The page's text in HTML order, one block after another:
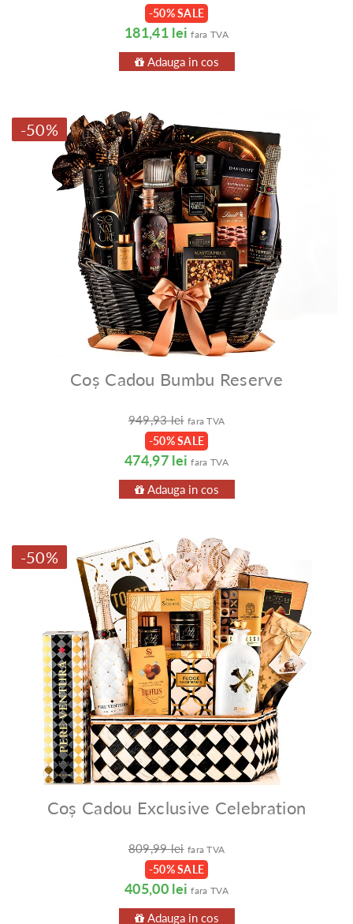
-50% SALE
181,41 lei fara TVA
Adauga in cos
-50%
Coș Cadou Bumbu Reserve
949,93 lei fara TVA
-50% SALE
474,97 lei fara TVA
Adauga in cos
-50%
Coș Cadou Exclusive Celebration
809,99 lei fara TVA
-50% SALE
405,00 lei fara TVA
Adauga in cos